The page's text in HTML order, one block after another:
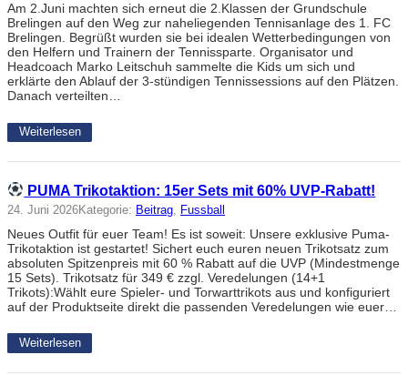
Am 2.Juni machten sich erneut die 2.Klassen der Grundschule
Brelingen auf den Weg zur naheliegenden Tennisanlage des 1. FC
Brelingen. Begrüßt wurden sie bei idealen Wetterbedingungen von
den Helfern und Trainern der Tennissparte. Organisator und
Headcoach Marko Leitschuh sammelte die Kids um sich und
erklärte den Ablauf der 3-stündigen Tennissessions auf den Plätzen.
Danach verteilten…
Weiterlesen
PUMA Trikotaktion: 15er Sets mit 60% UVP-Rabatt!
24. Juni 2026Kategorie: Beitrag, Fussball
Neues Outfit für euer Team! Es ist soweit: Unsere exklusive Puma-
Trikotaktion ist gestartet! Sichert euch euren neuen Trikotsatz zum
absoluten Spitzenpreis mit 60 % Rabatt auf die UVP (Mindestmenge
15 Sets). Trikotsatz für 349 € zzgl. Veredelungen (14+1
Trikots):Wählt eure Spieler- und Torwarttrikots aus und konfiguriert
auf der Produktseite direkt die passenden Veredelungen wie euer…
Weiterlesen